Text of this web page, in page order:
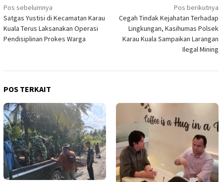
Navigasi
pos
Pos sebelumnya
Satgas Yustisi di Kecamatan Karau
Kuala Terus Laksanakan Operasi
Pendisiplinan Prokes Warga
Pos berikutnya
Cegah Tindak Kejahatan Terhadap
Lingkungan, Kasihumas Polsek
Karau Kuala Sampaikan Larangan
Ilegal Mining
POS TERKAIT